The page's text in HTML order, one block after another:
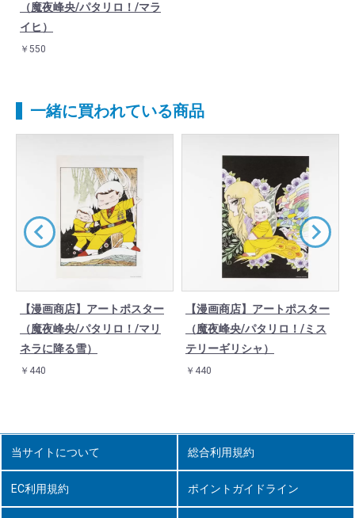
（魔夜峰央/パタリロ！/マラ
イヒ）
￥550
一緒に買われている商品
【漫画商店】アートポスター
（魔夜峰央/パタリロ！/マリ
ネラに降る雪）
￥440
【漫画商店】アートポスター
（魔夜峰央/パタリロ！/ミス
テリーギリシャ）
￥440
当サイトについて 総合利用規約
EC利用規約 ポイントガイドライン